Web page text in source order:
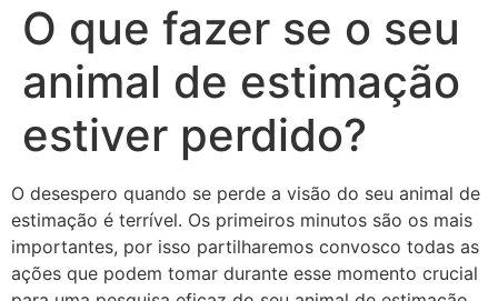
O que fazer se o seu
animal de estimação
estiver perdido?
O desespero quando se perde a visão do seu animal de
estimação é terrível. Os primeiros minutos são os mais
importantes, por isso partilharemos convosco todas as
ações que podem tomar durante esse momento crucial